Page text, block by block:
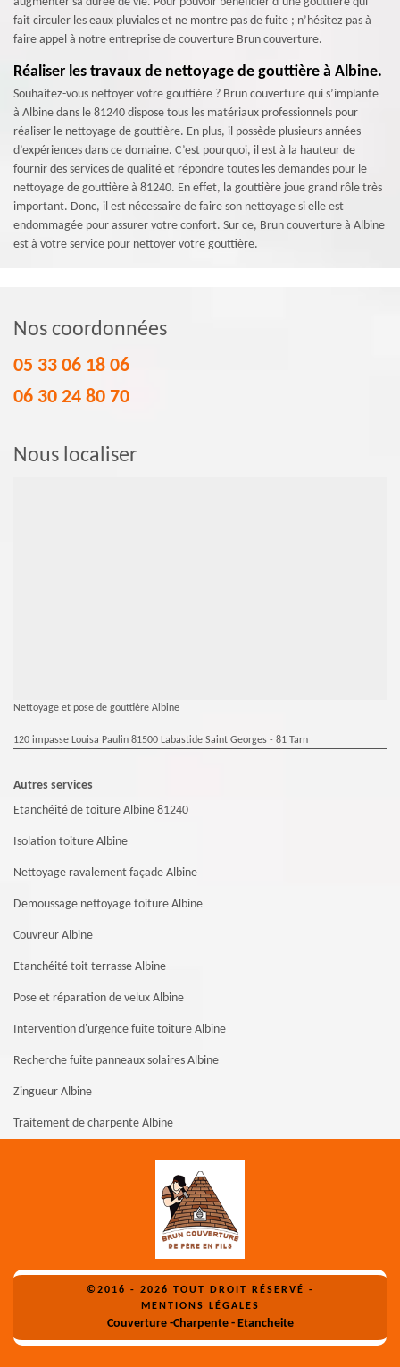
fait circuler les eaux pluviales et ne montre pas de fuite ; n’hésitez pas à
faire appel à notre entreprise de couverture Brun couverture.
Réaliser les travaux de nettoyage de gouttière à Albine.
Souhaitez-vous nettoyer votre gouttière ? Brun couverture qui s’implante
à Albine dans le 81240 dispose tous les matériaux professionnels pour
réaliser le nettoyage de gouttière. En plus, il possède plusieurs années
d’expériences dans ce domaine. C’est pourquoi, il est à la hauteur de
fournir des services de qualité et répondre toutes les demandes pour le
nettoyage de gouttière à 81240. En effet, la gouttière joue grand rôle très
important. Donc, il est nécessaire de faire son nettoyage si elle est
endommagée pour assurer votre confort. Sur ce, Brun couverture à Albine
est à votre service pour nettoyer votre gouttière.
Nos coordonnées
05 33 06 18 06
06 30 24 80 70
Nous localiser
Nettoyage et pose de gouttière Albine
120 impasse Louisa Paulin 81500 Labastide Saint Georges - 81 Tarn
Autres services
Etanchéité de toiture Albine 81240
Isolation toiture Albine
Nettoyage ravalement façade Albine
Demoussage nettoyage toiture Albine
Couvreur Albine
Etanchéité toit terrasse Albine
Pose et réparation de velux Albine
Intervention d'urgence fuite toiture Albine
Recherche fuite panneaux solaires Albine
Zingueur Albine
Traitement de charpente Albine
©2016 - 2026 TOUT DROIT RÉSERVÉ -
MENTIONS LÉGALES
Couverture -Charpente - Etancheite